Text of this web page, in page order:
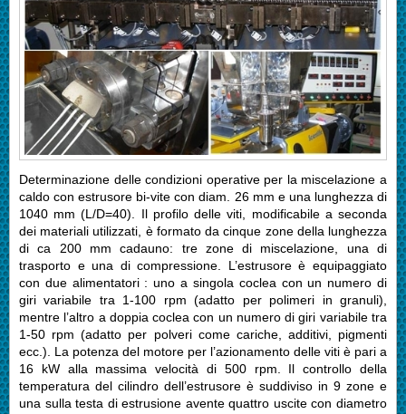
Determinazione delle condizioni operative per la miscelazione a
caldo con estrusore bi-vite con diam. 26 mm e una lunghezza di
1040 mm (L/D=40). Il profilo delle viti, modificabile a seconda
dei materiali utilizzati, è formato da cinque zone della lunghezza
di ca 200 mm cadauno: tre zone di miscelazione, una di
trasporto e una di compressione. L’estrusore è equipaggiato
con due alimentatori : uno a singola coclea con un numero di
giri variabile tra 1-100 rpm (adatto per polimeri in granuli),
mentre l’altro a doppia coclea con un numero di giri variabile tra
1-50 rpm (adatto per polveri come cariche, additivi, pigmenti
ecc.). La potenza del motore per l’azionamento delle viti è pari a
16 kW alla massima velocità di 500 rpm. Il controllo della
temperatura del cilindro dell’estrusore è suddiviso in 9 zone e
una sulla testa di estrusione avente quattro uscite con diametro